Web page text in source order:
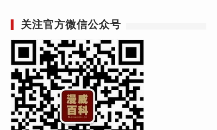
关注官方微信公众号